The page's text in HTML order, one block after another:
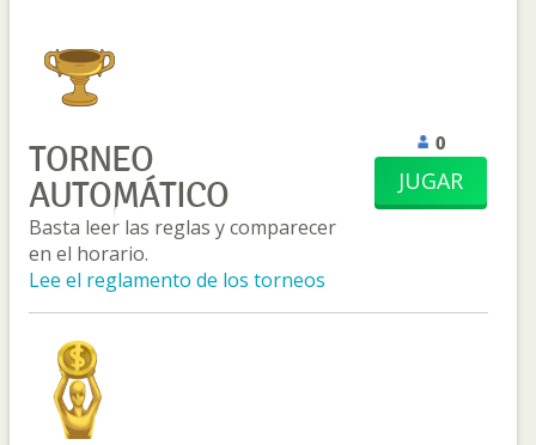
TORNEO
AUTOMÁTICO
Basta leer las reglas y comparecer
en el horario.
Lee el reglamento de los torneos
0
JUGAR